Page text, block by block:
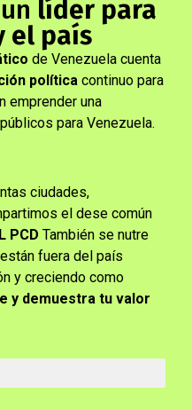
líder para
el país
de Venezuela cuenta
política continuo para
emprender una
para Venezuela.
ciudades,
el dese común
PCD También se nutre
fuera del país
y creciendo como
y demuestra tu valor